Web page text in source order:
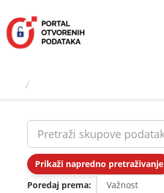
sadržaj
Prikaži napredno pretraživanje
Poredaj prema